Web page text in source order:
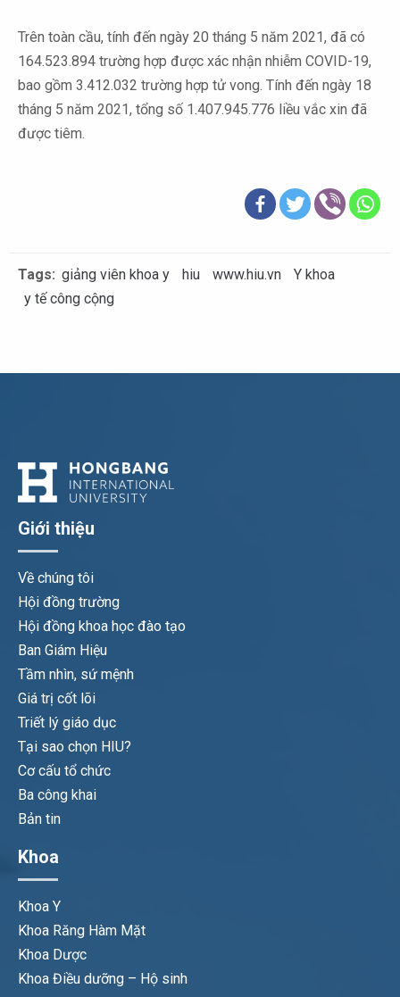
Trên toàn cầu, tính đến ngày 20 tháng 5 năm 2021, đã có
164.523.894 trường hợp được xác nhận nhiễm COVID-19,
bao gồm 3.412.032 trường hợp tử vong. Tính đến ngày 18
tháng 5 năm 2021, tổng số 1.407.945.776 liều vắc xin đã
được tiêm.
Tags: giảng viên khoa y hiu www.hiu.vn
Y khoa
y tế công cộng
Giới thiệu
Về chúng tôi
Hội đồng trường
Hội đồng khoa học đào tạo
Ban Giám Hiệu
Tầm nhìn, sứ mệnh
Giá trị cốt lõi
Triết lý giáo dục
Tại sao chọn HIU?
Cơ cấu tổ chức
Ba công khai
Bản tin
Khoa
Khoa Y
Khoa Răng Hàm Mặt
Khoa Dược
Khoa Điều dưỡng – Hộ sinh